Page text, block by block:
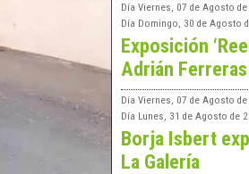
Día Viernes, 07 de Agosto de
Día Domingo, 30 de Agosto
Exposición
Adrián Ferreras
Día Viernes, 07 de Agosto de
Día Lunes, 31 de Agosto de
Borja Isbert
La Galería